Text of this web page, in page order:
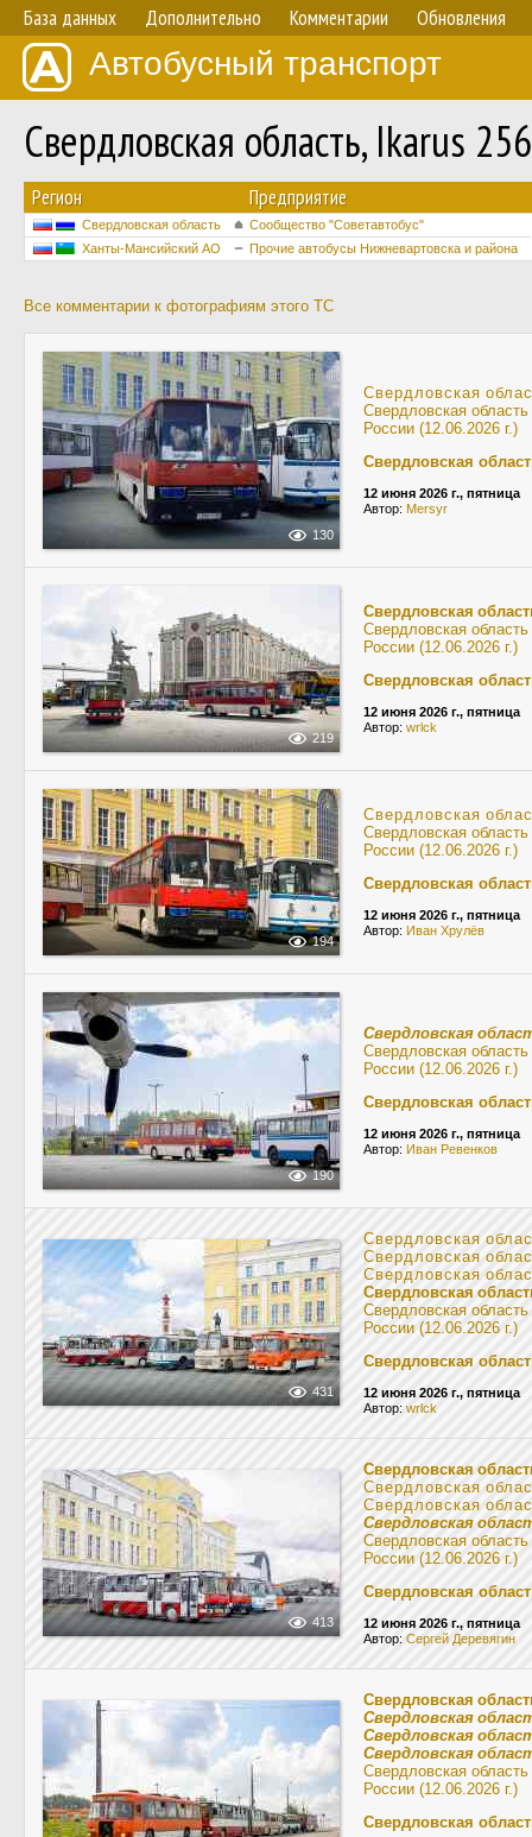
База данных Дополнительно Комментарии Обновления
Автобусный транспорт
Свердловская область, Ikarus
Регион Предприятие
Свердловская область
Сообщество "Советавтобус"
Ханты-Мансийский АО
Прочие автобусы Нижневартовска и района
Все комментарии к фотографиям этого ТС
130
Свердловская
Свердловская область
России (12.06.2026 г.)
Свердловская
12 июня 2026 г., пятница
Автор: Mersyr
219
Свердловская
Свердловская область
России (12.06.2026 г.)
Свердловская
12 июня 2026 г., пятница
Автор: wrlck
194
Свердловская
Свердловская область
России (12.06.2026 г.)
Свердловская
12 июня 2026 г., пятница
Автор: Иван Хрулёв
190
Свердловская
Свердловская область
России (12.06.2026 г.)
Свердловская
12 июня 2026 г., пятница
Автор: Иван Ревенков
431
Свердловская
Свердловская
Свердловская
Свердловская
Свердловская область
России (12.06.2026 г.)
Свердловская
12 июня 2026 г., пятница
Автор: wrlck
413
Свердловская
Свердловская
Свердловская
Свердловская
Свердловская область
России (12.06.2026 г.)
Свердловская
12 июня 2026 г., пятница
Автор: Сергей Деревягин
Свердловская
Свердловская
Свердловская
Свердловская
Свердловская область
России (12.06.2026 г.)
Свердловская